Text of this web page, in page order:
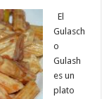
El
Gulasch
o
Gulash
es un
plato